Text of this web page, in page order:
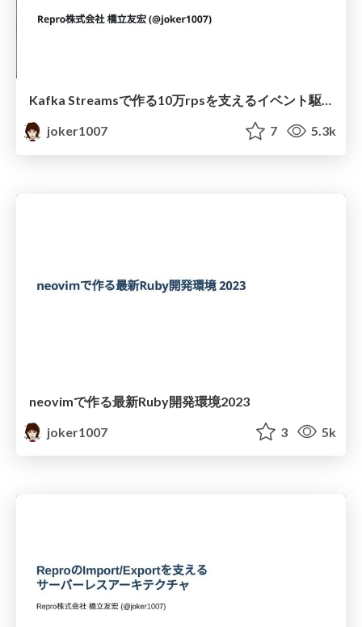
Kafka Streamsで作る10万rpsを支えるイベント駆動マイクロサービス
joker1007
7 5.3k
neovimで作る最新Ruby開発環境2023
joker1007
3 5k